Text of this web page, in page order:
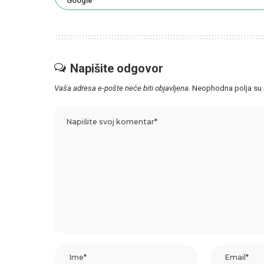
Napišite odgovor
Vaša adresa e-pošte neće biti objavljena. Neophodna polja su